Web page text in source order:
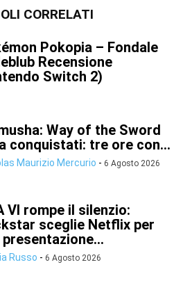
CORRELATI
Pokopia – Fondale
Recensione
Switch 2)
Way of the Sword
conquistati: tre ore con...
Maurizio Mercurio - 6 Agosto 2026
VI rompe il silenzio:
sceglie Netflix per
presentazione...
Russo - 6 Agosto 2026